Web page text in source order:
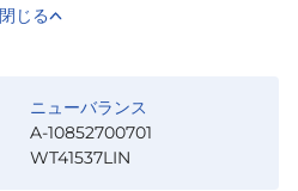
閉じる
ニューバランス
A-10852700701
WT41537LIN